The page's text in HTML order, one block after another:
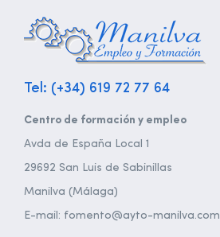
Tel: (+34) 619 72 77 64
Centro de formación y empleo
Avda de España Local 1
29692 San Luis de Sabinillas
Manilva (Málaga)
E-mail: fomento@ayto-manilva.com